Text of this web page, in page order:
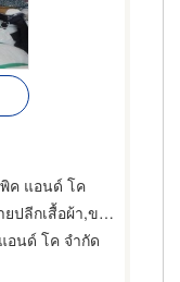
ค แอนด์ โค
อผ้า,ขายส่งเสื้อผ้า
นด์ โค จำกัด